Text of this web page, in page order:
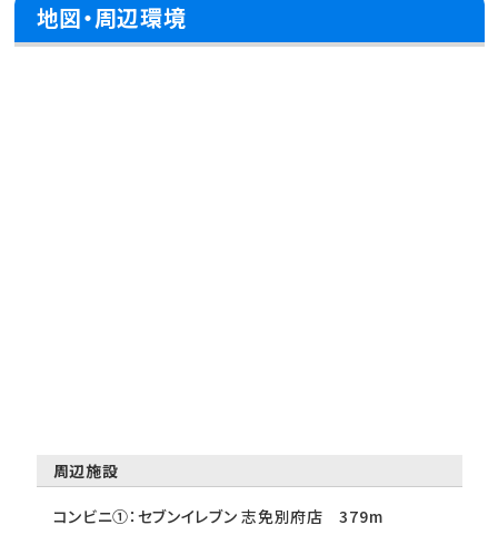
地図・周辺環境
周辺施設
コンビニ①：セブンイレブン 志免別府店 379m